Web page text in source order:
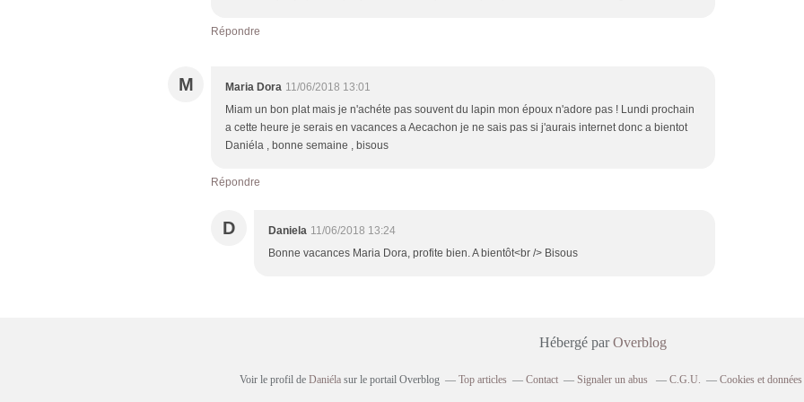
Répondre
M Maria Dora 11/06/2018 13:01
Miam un bon plat mais je n'achéte pas souvent du lapin mon époux n'adore pas ! Lundi prochain
a cette heure je serais en vacances a Aecachon je ne sais pas si j'aurais internet donc a bientot
Daniéla , bonne semaine , bisous
Répondre
D Daniela 11/06/2018 13:24
Bonne vacances Maria Dora, profite bien. A bientôt<br /> Bisous
Hébergé parOverblog
Voir le profil de Daniéla sur le portail Overblog Top articles Contact Signaler un abus C.G.U. Cookies et